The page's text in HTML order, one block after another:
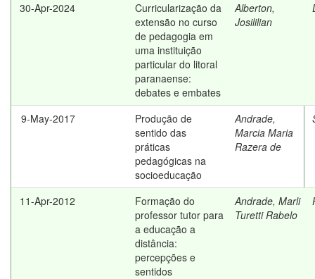
30-Apr-2024
Curricularização da
extensão no curso
de pedagogia em
uma instituição
particular do litoral
paranaense:
debates e embates
Alberton,
Josililian
9-May-2017
Produção de
sentido das
práticas
pedagógicas na
socioeducação
Andrade,
Marcia Maria
Razera de
11-Apr-2012
Formação do
professor tutor para
a educação a
distância:
percepções e
sentidos
Andrade, Marli
Turetti Rabelo